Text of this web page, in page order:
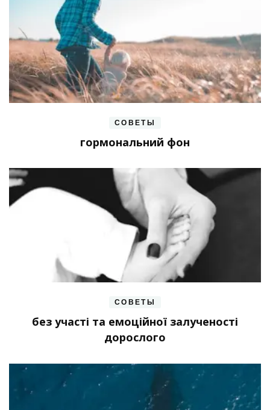
СОВЕТЫ
гормональний фон
СОВЕТЫ
без участі та емоційної залученості
дорослого